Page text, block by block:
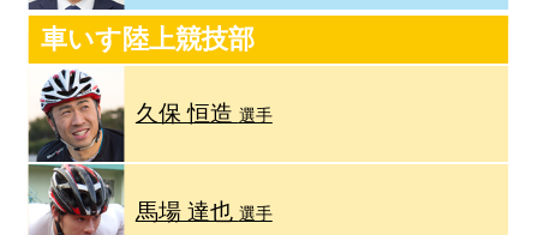
車いす陸上競技部
久保 恒造 選手
馬場 達也 選手